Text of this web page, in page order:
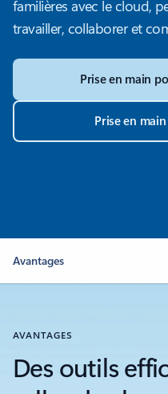
familières avec le cloud,
travailler, collaborer et
Prise en main
Prise en
Avantages
AVANTAGES
Des outils